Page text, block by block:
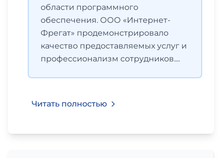
области программного
обеспечения. ООО «Интернет-
Фрегат» продемонстрировало
качество предоставляемых услуг и
профессионализм сотрудников....
Читать полностью